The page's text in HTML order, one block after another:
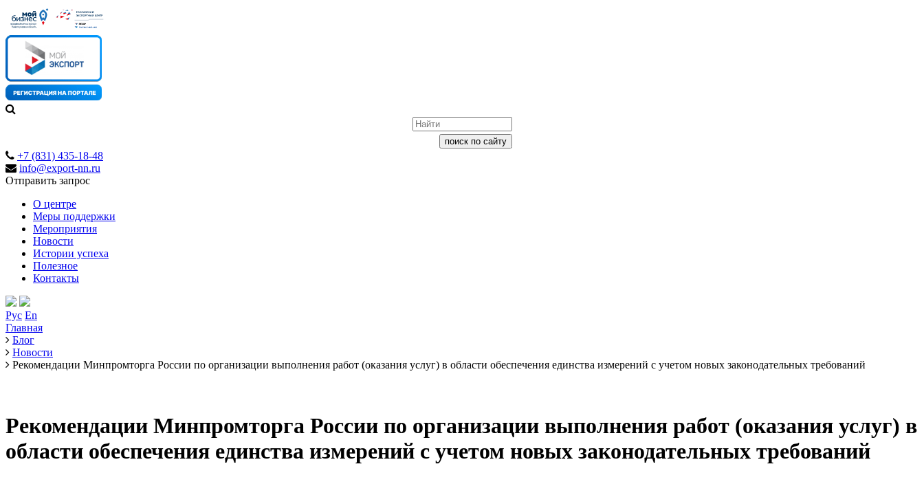
+7 (831) 435-18-48
info@export-nn.ru
Отправить запрос
О центре
Меры поддержки
Мероприятия
Новости
Истории успеха
Полезное
Контакты
Рус En
Главная
Блог
Новости
Рекомендации Минпромторга России по организации выполнения работ (оказания услуг) в области обеспечения единства измерений с учетом новых законодательных требований
Рекомендации Минпромторга России по организации выполнения работ (оказания услуг) в
области обеспечения единства измерений с учетом новых законодательных требований